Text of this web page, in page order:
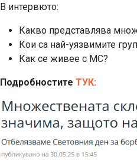
В интервюто:
Какво представлява
Кои са най-уязвимите
Как се живее с МС?
Подробностите ТУК: